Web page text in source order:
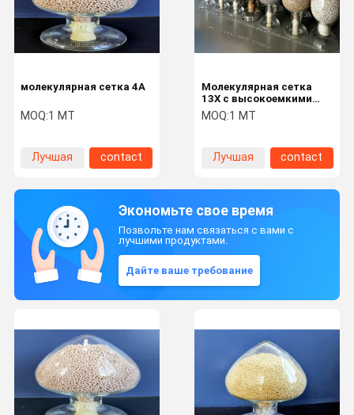
молекулярная сетка 4A
MOQ:1 MT
Лучшая
contact
Молекулярная сетка
13X с высокоемкими
адсорбентами и
хорошими тарифами
MOQ:1 MT
Лучшая
contact
Экономьте свое время
Позвольте нам связаться с вами с
лучшими продуктами.
Дайте ваше требование